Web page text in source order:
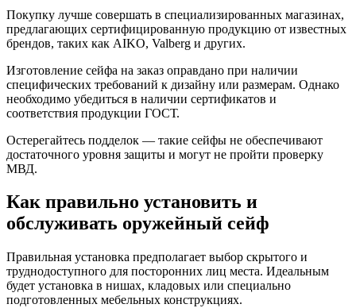
Покупку лучше совершать в специализированных магазинах,
предлагающих сертифицированную продукцию от известных
брендов, таких как AIKO, Valberg и других.
Изготовление сейфа на заказ оправдано при наличии
специфических требований к дизайну или размерам. Однако
необходимо убедиться в наличии сертификатов и
соответствия продукции ГОСТ.
Остерегайтесь подделок — такие сейфы не обеспечивают
достаточного уровня защиты и могут не пройти проверку
МВД.
Как правильно установить и
обслуживать оружейный сейф
Правильная установка предполагает выбор скрытого и
труднодоступного для посторонних лиц места. Идеальным
будет установка в нишах, кладовых или специально
подготовленных мебельных конструкциях.